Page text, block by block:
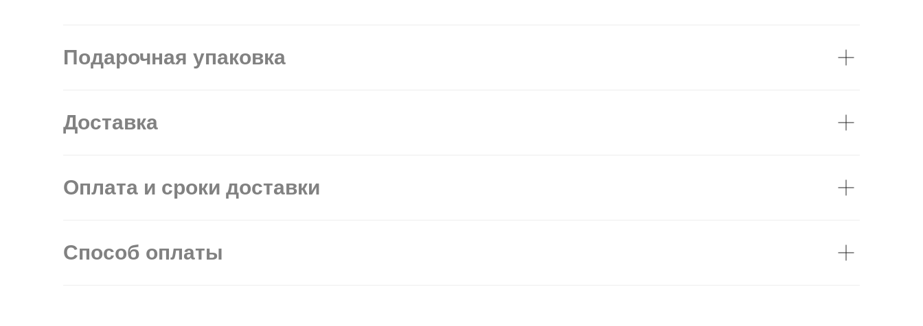
Подарочная упаковка
Доставка
Оплата и сроки доставки
Способ оплаты